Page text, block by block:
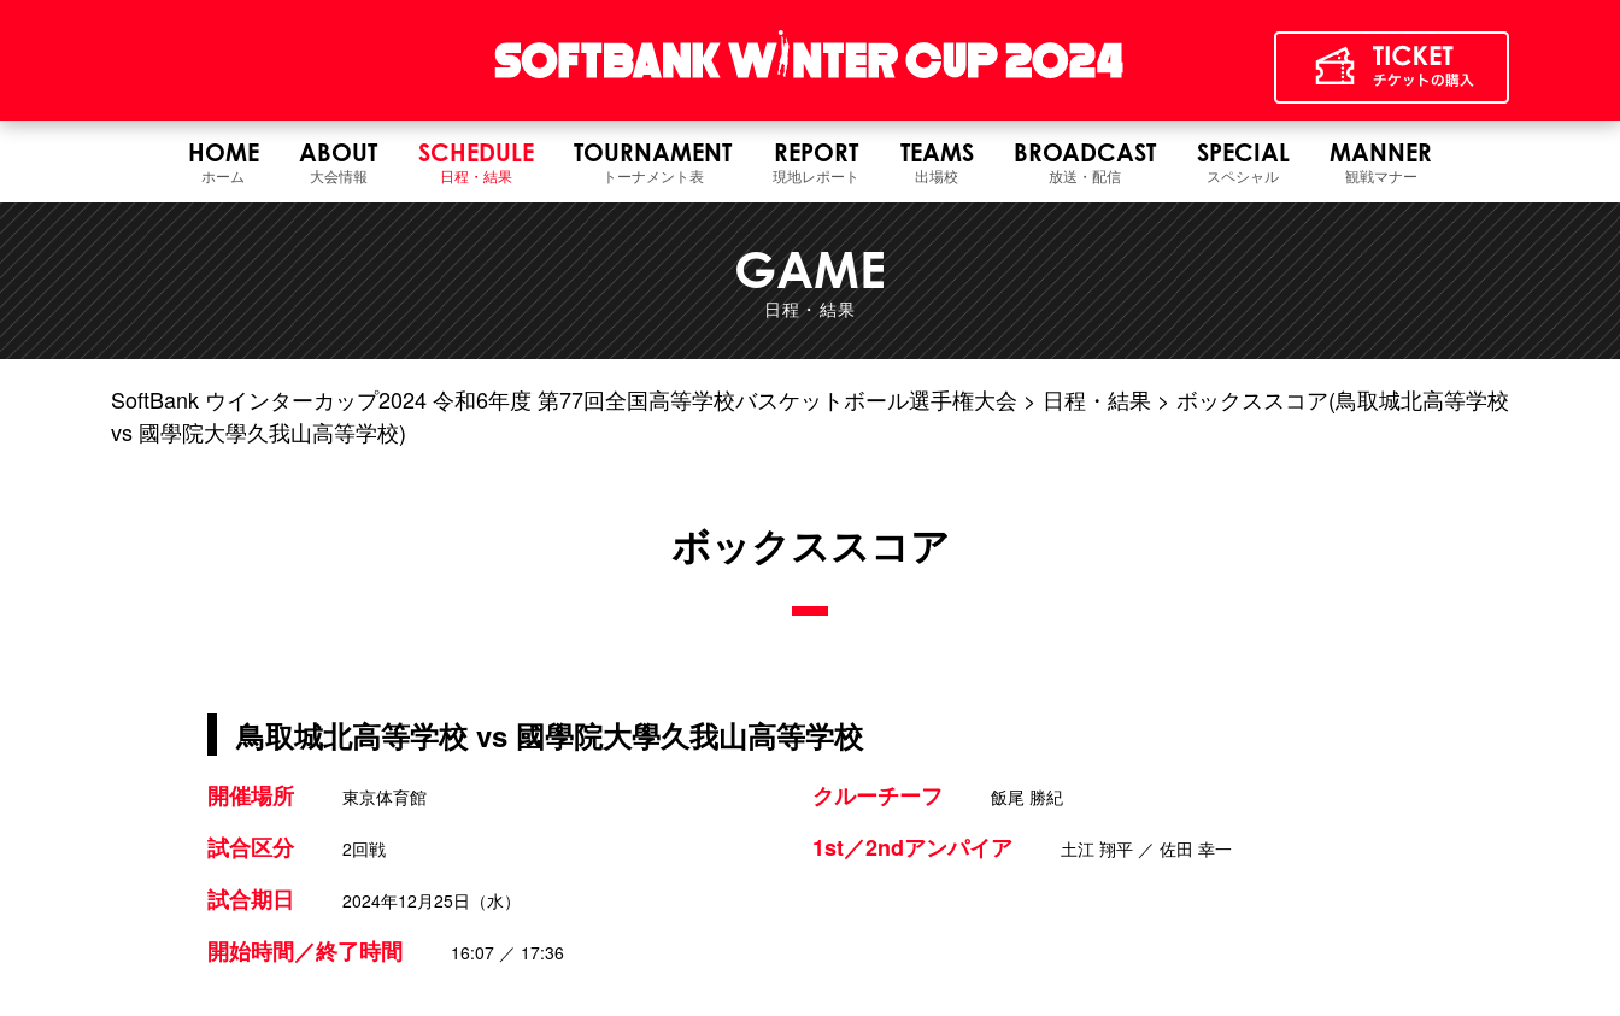
HOME
ホーム
ABOUT
大会情報
SCHEDULE
日程・結果
TOURNAMENT
トーナメント表
REPORT
現地レポート
TEAMS
出場校
BROADCAST
放送・配信
SPECIAL
スペシャル
MANNER
観戦マナー
GAME
日程・結果
SoftBank ウインターカップ2024 令和6年度 第77回全国高等学校バスケットボール選手権大会 日程・結果
ボックススコア(鳥取城北高等学校
vs 國學院大學久我山高等学校)
ボックススコア
鳥取城北高等学校 vs 國學院大學久我山高等学校
開催場所 東京体育館
試合区分 2回戦
試合期日 2024年12月25日（水）
開始時間／終了時間 16:07 ／ 17:36
クルーチーフ 飯尾 勝紀
1st／2ndアンパイア 土江 翔平 ／ 佐田 幸一